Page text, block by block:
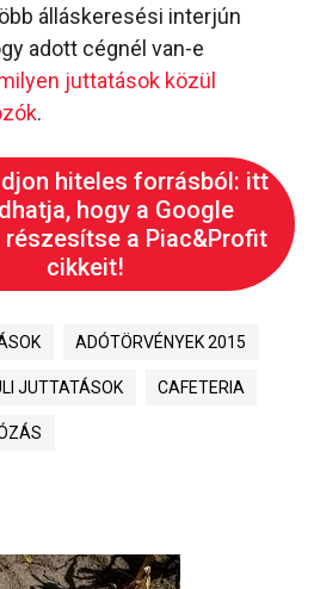
álláskeresési interjún
adott cégnél van-e
juttatások közül
.
hiteles forrásból: itt
hogy a Google
részesítse a Piac&Profit
cikkeit!
ADÓTÖRVÉNYEK 2015
JUTTATÁSOK CAFETERIA